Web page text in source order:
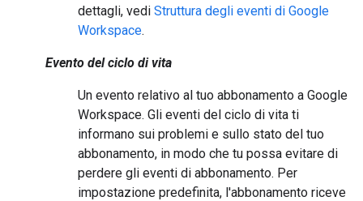
dettagli, vedi Struttura degli eventi di Google
Workspace.
Evento del ciclo di vita
Un evento relativo al tuo abbonamento a Google
Workspace. Gli eventi del ciclo di vita ti
informano sui problemi e sullo stato del tuo
abbonamento, in modo che tu possa evitare di
perdere gli eventi di abbonamento. Per
impostazione predefinita, l'abbonamento riceve